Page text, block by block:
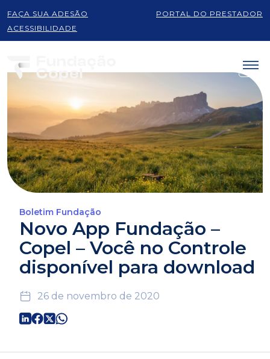
FAÇA SUA ADESÃO
PORTAL DO PRESTADOR
ACESSIBILIDADE
Boletim Fundação
Novo App Fundação –
Copel – Você no Controle
disponível para download
26 de novembro de 2020